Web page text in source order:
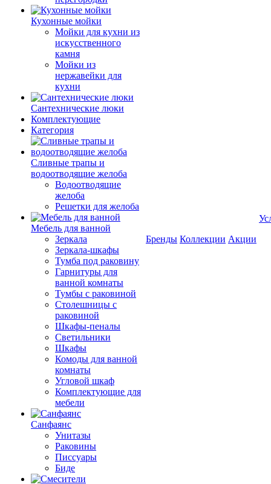
Кухонные мойки
Мойки для кухни из
искусственного
камня
Мойки из
нержавейки для
кухни
Сантехнические люки
Комплектующие
Категория
Cливные трапы и
водоотводящие желоба
Водоотводящие
желоба
Решетки для желоба
Мебель для ванной
Зеркала
Зеркала-шкафы
Тумба под раковину
Гарнитуры для
ванной комнаты
Тумбы с раковиной
Столешницы с
раковиной
Шкафы-пеналы
Светильники
Шкафы
Комоды для ванной
комнаты
Угловой шкаф
Комплектующие для
мебели
Санфаянс
Унитазы
Раковины
Писсуары
Биде
Бренды Коллекции Акции